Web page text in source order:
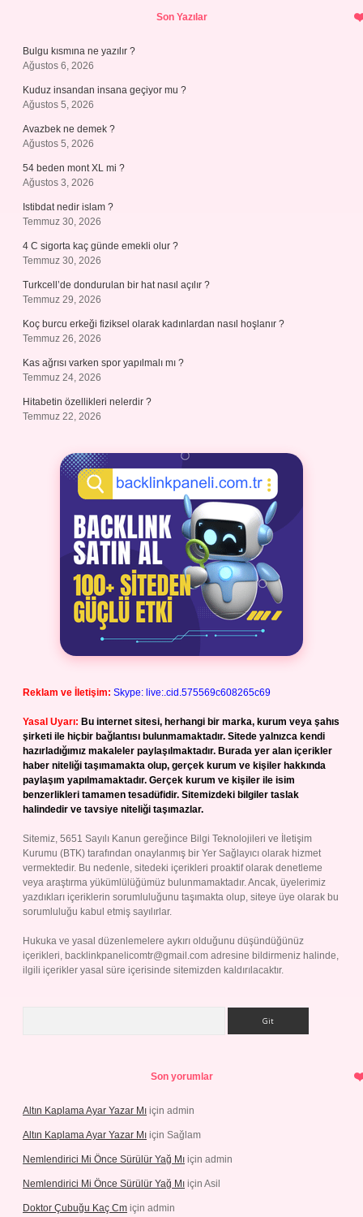
Son Yazılar
Bulgu kısmına ne yazılır ?
Ağustos 6, 2026
Kuduz insandan insana geçiyor mu ?
Ağustos 5, 2026
Avazbek ne demek ?
Ağustos 5, 2026
54 beden mont XL mi ?
Ağustos 3, 2026
Istibdat nedir islam ?
Temmuz 30, 2026
4 C sigorta kaç günde emekli olur ?
Temmuz 30, 2026
Turkcell’de dondurulan bir hat nasıl açılır ?
Temmuz 29, 2026
Koç burcu erkeği fiziksel olarak kadınlardan nasıl hoşlanır ?
Temmuz 26, 2026
Kas ağrısı varken spor yapılmalı mı ?
Temmuz 24, 2026
Hitabetin özellikleri nelerdir ?
Temmuz 22, 2026
Reklam ve İletişim: Skype: live:.cid.575569c608265c69
Yasal Uyarı: Bu internet sitesi, herhangi bir marka, kurum veya şahıs
şirketi ile hiçbir bağlantısı bulunmamaktadır. Sitede yalnızca kendi
hazırladığımız makaleler paylaşılmaktadır. Burada yer alan içerikler
haber niteliği taşımamakta olup, gerçek kurum ve kişiler hakkında
paylaşım yapılmamaktadır. Gerçek kurum ve kişiler ile isim
benzerlikleri tamamen tesadüfidir. Sitemizdeki bilgiler taslak
halindedir ve tavsiye niteliği taşımazlar.
Sitemiz, 5651 Sayılı Kanun gereğince Bilgi Teknolojileri ve İletişim
Kurumu (BTK) tarafından onaylanmış bir Yer Sağlayıcı olarak hizmet
vermektedir. Bu nedenle, sitedeki içerikleri proaktif olarak denetleme
veya araştırma yükümlülüğümüz bulunmamaktadır. Ancak, üyelerimiz
yazdıkları içeriklerin sorumluluğunu taşımakta olup, siteye üye olarak bu
sorumluluğu kabul etmiş sayılırlar.
Hukuka ve yasal düzenlemelere aykırı olduğunu düşündüğünüz
içerikleri, backlinkpanelicomtr@gmail.com adresine bildirmeniz halinde,
ilgili içerikler yasal süre içerisinde sitemizden kaldırılacaktır.
Son yorumlar
Altın Kaplama Ayar Yazar Mı için admin
Altın Kaplama Ayar Yazar Mı için Sağlam
Nemlendirici Mi Önce Sürülür Yağ Mı için admin
Nemlendirici Mi Önce Sürülür Yağ Mı için Asil
Doktor Çubuğu Kaç Cm için admin